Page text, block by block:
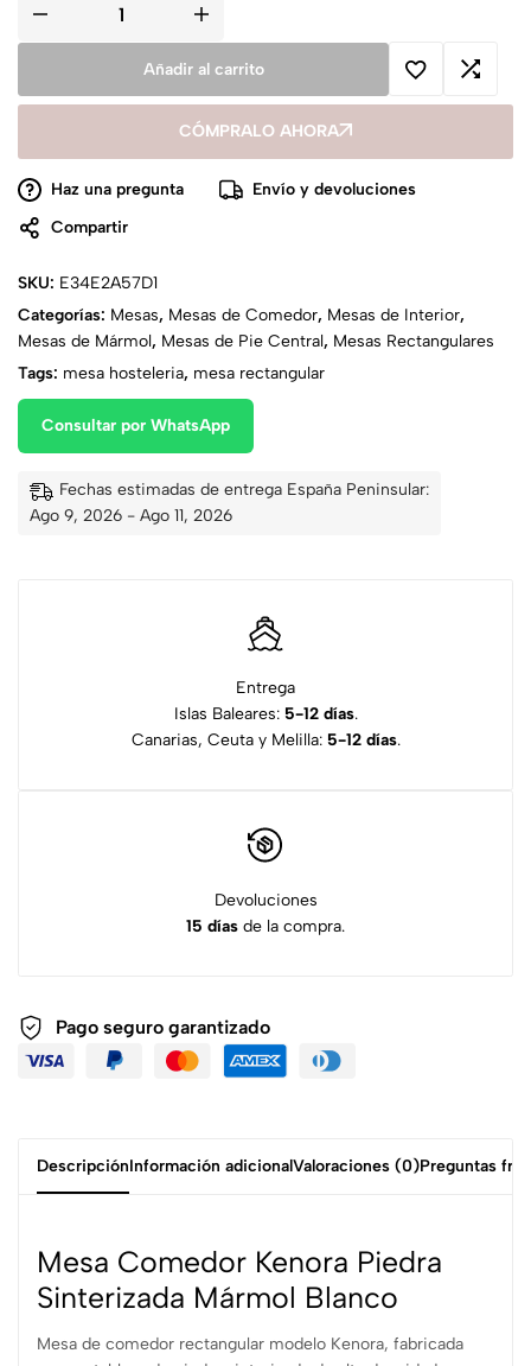
Añadir al carrito
CÓMPRALO AHORA
Haz una pregunta
Envío y devoluciones
Compartir
SKU: E34E2A57D1
Categorías: Mesas, Mesas de Comedor, Mesas de Interior,
Mesas de Mármol, Mesas de Pie Central, Mesas Rectangulares
Tags: mesa hosteleria, mesa rectangular
Consultar por WhatsApp
Fechas estimadas de entrega España Peninsular:
Ago 9, 2026 - Ago 11, 2026
Entrega
Islas Baleares: 5-12 días.
Canarias, Ceuta y Melilla: 5-12 días.
Devoluciones
15 días de la compra.
Pago seguro garantizado
DescripciónInformación adicionalValoraciones (0)Preguntas
Mesa Comedor Kenora Piedra
Sinterizada Mármol Blanco
Mesa de comedor rectangular modelo Kenora, fabricada